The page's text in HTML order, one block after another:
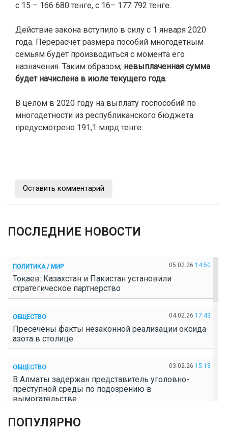
с 15 – 166 680 тенге, с 16– 177 792 тенге.
Действие закона вступило в силу с 1 января 2020
года. Перерасчет размера пособий многодетным
семьям будет производиться с момента его
назначения. Таким образом, невыплаченная сумма
будет начислена в июле текущего года.
В целом в 2020 году на выплату госпособий по
многодетности из республиканского бюджета
предусмотрено 191,1 млрд тенге.
Оставить комментарий
ПОСЛЕДНИЕ НОВОСТИ
ПОЛИТИКА / МИР 05.02.26 14:50
Токаев: Казахстан и Пакистан установили
стратегическое партнерство
ОБЩЕСТВО 04.02.26 17:43
Пресечены факты незаконной реализации оксида
азота в столице
ОБЩЕСТВО 03.02.26 15:13
В Алматы задержан представитель уголовно-
преступной среды по подозрению в
вымогательстве
ОБЩЕСТВО
ПОПУЛЯРНО